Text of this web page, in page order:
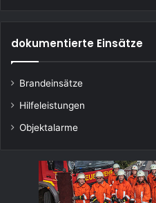
dokumentierte Einsätze
Brandeinsätze
Hilfeleistungen
Objektalarme